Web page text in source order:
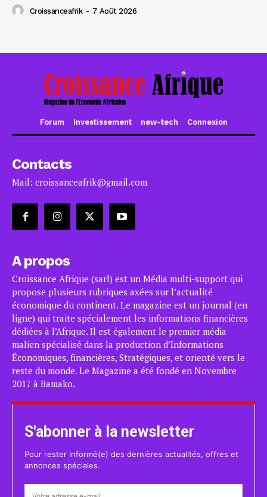
Croissanceafrik - 7 Août 2026
Forum Investissement new-tech Connexion
Contacts
Mail: croissanceafrik@gmail.com
A propos
Croissance Afrique (sarl) est un Média multi-support qui
propose plusieurs rubriques axées sur l’actualité
économique du continent. Le magazine est un journal (en
ligne) qui traite spécialement les informations financières
dédiées à l’Afrique. Il est également le premier média
malien spécialisé dans la production d’Informations
Économiques, financières, Stratégiques, et orienté vers le
reste du monde. Le Magazine a été fondé en Novembre
2017 à Bamako.
S'abonner à la newsletter
Pour rester informé(e) des dernières actualités, offres et
annonces spéciales.